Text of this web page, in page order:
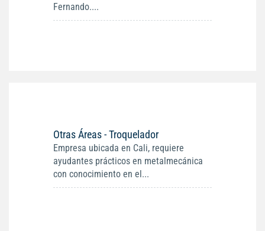
Fernando....
Otras Áreas - Troquelador
Empresa ubicada en Cali, requiere
ayudantes prácticos en metalmecánica
con conocimiento en el...